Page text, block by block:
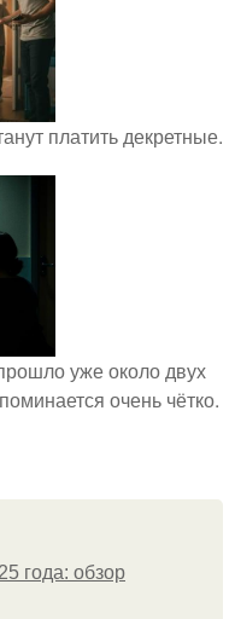
платить декретные.
уже около двух
очень чётко.
года: обзор